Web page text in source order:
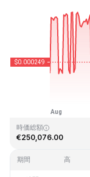
最終更新日時：2026-08-
€0.128999
時価総額
€250,076.00
期間 高